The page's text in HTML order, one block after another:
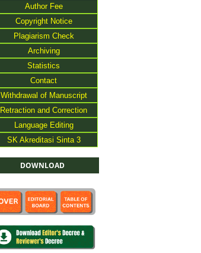
Author Fee
Copyright Notice
Plagiarism Check
Archiving
Statistics
Contact
Withdrawal of Manuscript
Retraction and Correction
Language Editing
SK Akreditasi Sinta 3
DOWNLOAD